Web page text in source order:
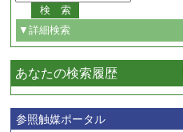
▼詳細検索
必ず含む
巻・号指定
あなたの検索履歴
参照触媒ポータル